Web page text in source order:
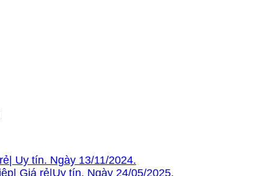
Uy tín. Ngày 13/11/2024.
Giá rẻ|Uy tín. Ngày 24/05/2025.